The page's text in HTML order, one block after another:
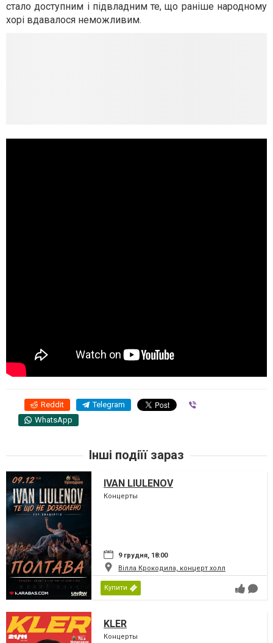
стало доступним і підвладним те, що раніше народному
хорі вдавалося неможливим.
Reddit Telegram
WhatsApp
Інші подіїї зараз
IVAN LIULENOV
Концерты
9 грудня, 18:00
Вілла Крокодила, концерт холл
Купити
KLER
Концерты